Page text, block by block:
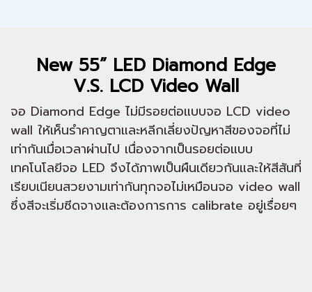
New 55” LED Diamond Edge
V.S. LCD Video Wall
จอ Diamond Edge ไม่มีรอยต่อแบบจอ LCD video
wall ให้เห็นรำคาญตาและหลีกเลี่ยงปัญหาสีของจอที่ไม่
เท่ากันเมื่อเวลาผ่านไป เนื่องจากเป็นรอยต่อแบบ
เทคโนโลยีจอ LED จึงได้ภาพเป็นผืนเดียวกันและให้สีสันที่
เรียบเนียนสวยงามเท่ากันทุกจอไม่เหมือนจอ video wall
ซึ่งสีจะเริ่มซีดจางและต้องการการ calibrate อยู่เรื่อยๆ